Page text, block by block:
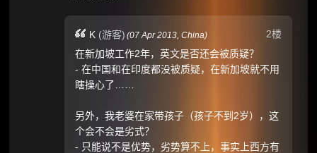
2楼
K (游客) (07 Apr 2013,China)
在新加坡工作2年，英文是否还会被质疑？
- 在中国和在印度都没被质疑，在新加坡就不用
瞎操心了……
另外，我老婆在家带孩子（孩子不到2岁），这
个会不会是劣式？
- 只能说不是优势，劣势算不上，事实上西方有